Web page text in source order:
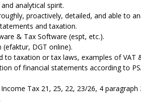
analytical spirit.
proactively, detailed, and able to
and taxation.
& Tax Software (espt, etc.).
DGT online).
to taxation or tax laws, examples of VAT
of financial statements according to
Tax 21, 25, 22, 23/26, 4 paragraph